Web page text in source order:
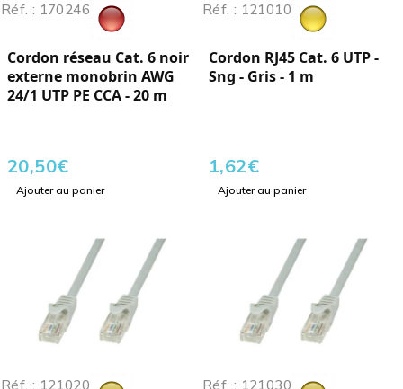
Réf. : 170246
Cordon réseau Cat. 6 noir
externe monobrin AWG
24/1 UTP PE CCA - 20 m
20,50€
Ajouter au panier
Réf. : 121010
Cordon RJ45 Cat. 6 UTP -
Sng - Gris - 1 m
1,62€
Ajouter au panier
Réf. : 121020 Réf. : 121030